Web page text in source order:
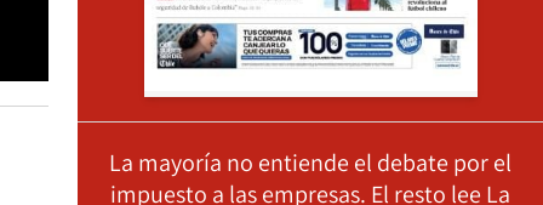
La mayoría no entiende el debate por el
impuesto a las empresas. El resto lee La